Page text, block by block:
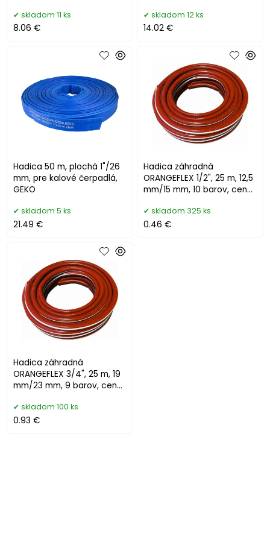
skladom 11 ks
8.06 €
skladom 12 ks
14.02 €
Hadica 50 m, plochá 1"/26
mm, pre kalové čerpadlá,
GEKO
skladom 5 ks
21.49 €
Hadica záhradná
ORANGEFLEX 1/2", 25 m, 12,5
mm/15 mm, 10 barov, cena
skladom 325 ks
0.46 €
Hadica záhradná
ORANGEFLEX 3/4", 25 m, 19
mm/23 mm, 9 barov, cena
skladom 100 ks
0.93 €